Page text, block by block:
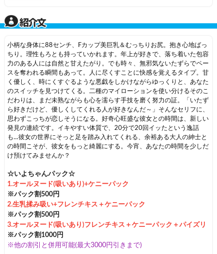
小柄な身体に88センチ、Fカップ美巨乳＆むっちりお尻。 抱き心地ばっ
ちり。 理性もろとも持っていかれます。年上が好きで、落ち着いた包容
力のある人には自然と甘えたがり。でも時々、無邪気ないたずらでペー
スを奪われる瞬間もあって。人に尽くすことに快感を覚えるタイプ。甘
く優しく、時にくすぐるような悪戯をしかけながらゆっくりと、あなた
のスイッチを見つけてくる。二種のマイローションを使い分けるそのこ
だわりは、まだ未熟ながらも心を濡らす手技を磨く努力の証。「いたず
ら好きだけど、優しくしてくれる人が好きなんだ～」そんなセリフに、
思わずこっちが恋しそうになる。好奇心旺盛な彼女との時間は、新しい
発見の連続です。イキやすい体質で、20分で20回イッたという逸話
も…彼女の世界にそっと足を踏み入れてくれる、余裕ある大人の紳士と
の時間こそが、彼女をもっと綺麗にする。今宵、あなたの時間を少しだ
け預けてみませんか？
☆いよちゃんパック☆
1.オールヌード(吸いあり)+ケニーパック
※パック割500円
2.生乳揉み吸い+フレンチキス＋ケニーパック
※パック割500円
3.オールヌード(吸いあり)フレンチキス＋ケニーパック＋パイズリ
※パック割1000円
※他の割引と併用可能(最大3000円引きまで)